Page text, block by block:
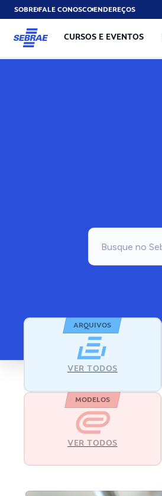
SOBREFALE CONOSCOENDEREÇOS
CURSOS E EVENTOS
ARQUIVOS
VER TODOS
MODELOS
VER TODOS